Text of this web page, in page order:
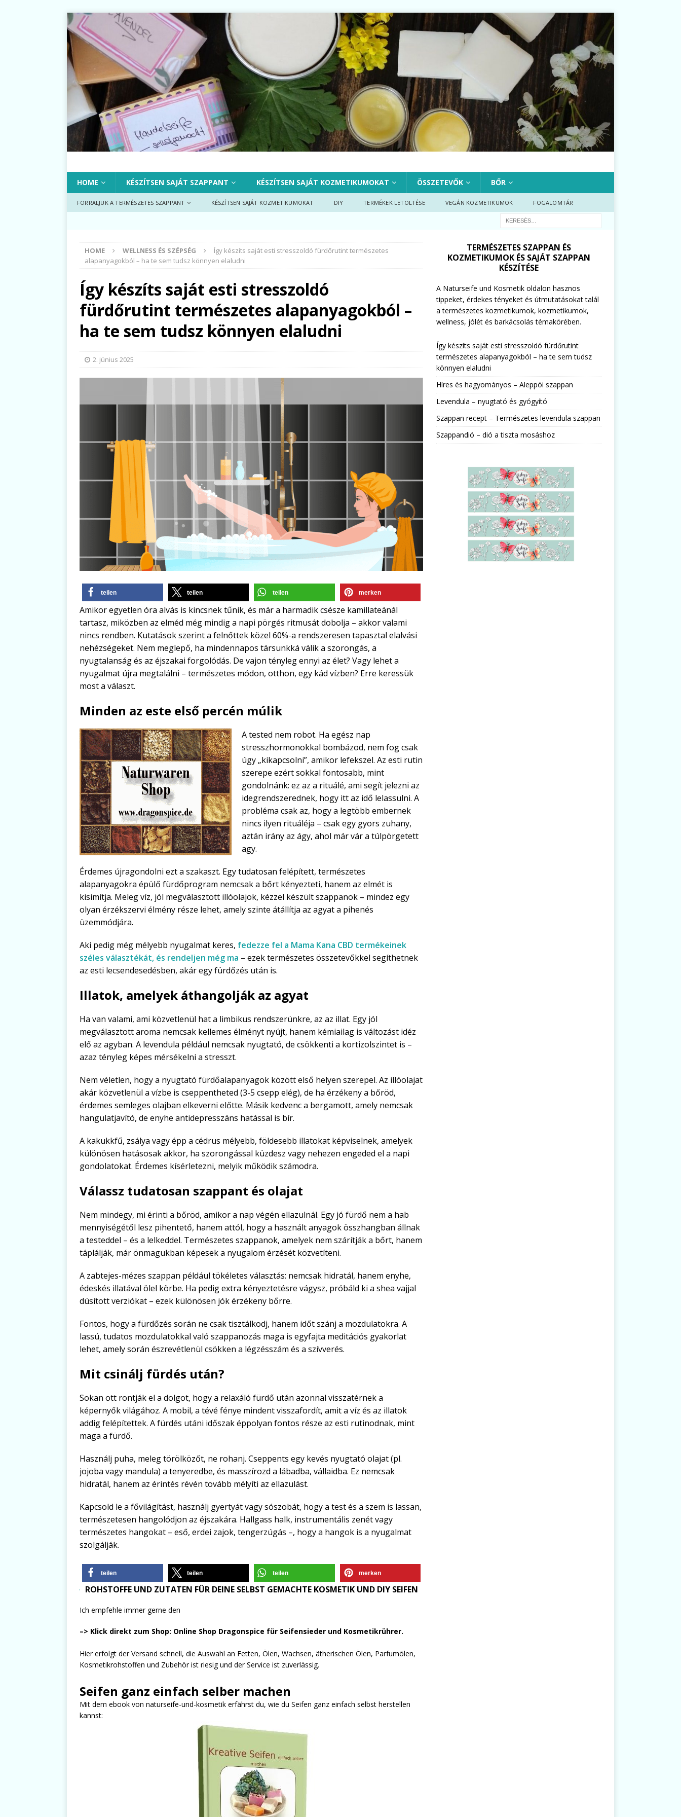
HOME KÉSZÍTSEN SAJÁT SZAPPANT KÉSZÍTSEN SAJÁT KOZMETIKUMOKAT ÖSSZETEVŐK BŐR
FORRALJUK A TERMÉSZETES SZAPPANT KÉSZÍTSEN SAJÁT KOZMETIKUMOKAT DIY TERMÉKEK LETÖLTÉSE VEGÁN KOZMETIKUMOK FOGALOMTÁR
HOME WELLNESS ÉS SZÉPSÉG
Így készíts saját esti stresszoldó fürdőrutint természetes
alapanyagokból – ha te sem tudsz könnyen elaludni
Így készíts saját esti stresszoldó
fürdőrutint természetes alapanyagokból –
ha te sem tudsz könnyen elaludni
2. június 2025
teilen teilen teilen merken
Amikor egyetlen óra alvás is kincsnek tűnik, és már a harmadik csésze kamillateánál
tartasz, miközben az elméd még mindig a napi pörgés ritmusát dobolja – akkor valami
nincs rendben. Kutatások szerint a felnőttek közel 60%-a rendszeresen tapasztal elalvási
nehézségeket. Nem meglepő, ha mindennapos társunkká válik a szorongás, a
nyugtalanság és az éjszakai forgolódás. De vajon tényleg ennyi az élet? Vagy lehet a
nyugalmat újra megtalálni – természetes módon, otthon, egy kád vízben? Erre keressük
most a választ.
Minden az este első percén múlik
A tested nem robot. Ha egész nap
stresszhormonokkal bombázod, nem fog csak
úgy „kikapcsolni”, amikor lefekszel. Az esti rutin
szerepe ezért sokkal fontosabb, mint
gondolnánk: ez az a rituálé, ami segít jelezni az
idegrendszerednek, hogy itt az idő lelassulni. A
probléma csak az, hogy a legtöbb embernek
nincs ilyen rituáléja – csak egy gyors zuhany,
aztán irány az ágy, ahol már vár a túlpörgetett
agy.
Érdemes újragondolni ezt a szakaszt. Egy tudatosan felépített, természetes
alapanyagokra épülő fürdőprogram nemcsak a bőrt kényezteti, hanem az elmét is
kisimítja. Meleg víz, jól megválasztott illóolajok, kézzel készült szappanok – mindez egy
olyan érzékszervi élmény része lehet, amely szinte átállítja az agyat a pihenés
üzemmódjára.
Aki pedig még mélyebb nyugalmat keres, fedezze fel a Mama Kana CBD termékeinek
széles választékát, és rendeljen még ma – ezek természetes összetevőkkel segíthetnek
az esti lecsendesedésben, akár egy fürdőzés után is.
Illatok, amelyek áthangolják az agyat
Ha van valami, ami közvetlenül hat a limbikus rendszerünkre, az az illat. Egy jól
megválasztott aroma nemcsak kellemes élményt nyújt, hanem kémiailag is változást idéz
elő az agyban. A levendula például nemcsak nyugtató, de csökkenti a kortizolszintet is –
azaz tényleg képes mérsékelni a stresszt.
Nem véletlen, hogy a nyugtató fürdőalapanyagok között első helyen szerepel. Az illóolajat
akár közvetlenül a vízbe is cseppentheted (3-5 csepp elég), de ha érzékeny a bőröd,
érdemes semleges olajban elkeverni előtte. Másik kedvenc a bergamott, amely nemcsak
hangulatjavító, de enyhe antidepresszáns hatással is bír.
A kakukkfű, zsálya vagy épp a cédrus mélyebb, földesebb illatokat képviselnek, amelyek
különösen hatásosak akkor, ha szorongással küzdesz vagy nehezen engeded el a napi
gondolatokat. Érdemes kísérletezni, melyik működik számodra.
Válassz tudatosan szappant és olajat
Nem mindegy, mi érinti a bőröd, amikor a nap végén ellazulnál. Egy jó fürdő nem a hab
mennyiségétől lesz pihentető, hanem attól, hogy a használt anyagok összhangban állnak
a testeddel – és a lelkeddel. Természetes szappanok, amelyek nem szárítják a bőrt, hanem
táplálják, már önmagukban képesek a nyugalom érzését közvetíteni.
A zabtejes-mézes szappan például tökéletes választás: nemcsak hidratál, hanem enyhe,
édeskés illatával ölel körbe. Ha pedig extra kényeztetésre vágysz, próbáld ki a shea vajjal
dúsított verziókat – ezek különösen jók érzékeny bőrre.
Fontos, hogy a fürdőzés során ne csak tisztálkodj, hanem időt szánj a mozdulatokra. A
lassú, tudatos mozdulatokkal való szappanozás maga is egyfajta meditációs gyakorlat
lehet, amely során észrevétlenül csökken a légzésszám és a szívverés.
Mit csinálj fürdés után?
Sokan ott rontják el a dolgot, hogy a relaxáló fürdő után azonnal visszatérnek a
képernyők világához. A mobil, a tévé fénye mindent visszafordít, amit a víz és az illatok
addig felépítettek. A fürdés utáni időszak éppolyan fontos része az esti rutinodnak, mint
maga a fürdő.
Használj puha, meleg törölközőt, ne rohanj. Cseppents egy kevés nyugtató olajat (pl.
jojoba vagy mandula) a tenyeredbe, és masszírozd a lábadba, vállaidba. Ez nemcsak
hidratál, hanem az érintés révén tovább mélyíti az ellazulást.
Kapcsold le a fővilágítást, használj gyertyát vagy sószobát, hogy a test és a szem is lassan,
természetesen hangolódjon az éjszakára. Hallgass halk, instrumentális zenét vagy
természetes hangokat – eső, erdei zajok, tengerzúgás –, hogy a hangok is a nyugalmat
szolgálják.
teilen teilen teilen merken
ROHSTOFFE UND ZUTATEN FÜR DEINE SELBST GEMACHTE KOSMETIK UND DIY SEIFEN
Ich empfehle immer gerne den
–> Klick direkt zum Shop: Online Shop Dragonspice für Seifensieder und Kosmetikrührer.
Hier erfolgt der Versand schnell, die Auswahl an Fetten, Ölen, Wachsen, ätherischen Ölen, Parfumölen,
Kosmetikrohstoffen und Zubehör ist riesig und der Service ist zuverlässig.
Seifen ganz einfach selber machen
Mit dem ebook von naturseife-und-kosmetik erfährst du, wie du Seifen ganz einfach selbst herstellen
kannst:
TERMÉSZETES SZAPPAN ÉS
KOZMETIKUMOK ÉS SAJÁT SZAPPAN
KÉSZÍTÉSE
A Naturseife und Kosmetik oldalon hasznos
tippeket, érdekes tényeket és útmutatásokat talál
a természetes kozmetikumok, kozmetikumok,
wellness, jólét és barkácsolás témakörében.
Így készíts saját esti stresszoldó fürdőrutint
természetes alapanyagokból – ha te sem tudsz
könnyen elaludni
Híres és hagyományos – Aleppói szappan
Levendula – nyugtató és gyógyító
Szappan recept – Természetes levendula szappan
Szappandió – dió a tiszta mosáshoz